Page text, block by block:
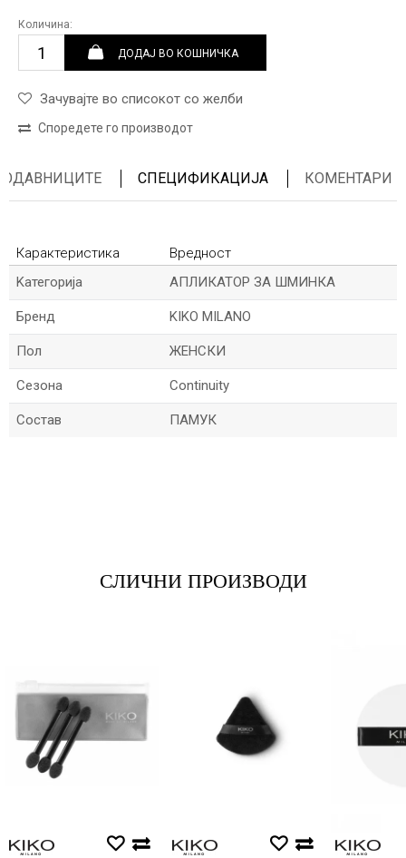
Количина:
ДОДАЈ ВО КОШНИЧКА
Зачувајте во списокот со желби
Споредете го производот
СПЕЦИФИКАЦИЈА КОМЕНТАРИ
Карактеристика
Вредност
Kатегорија
АПЛИКАТОР ЗА ШМИНКА
Бренд KIKO MILANO
Пол ЖЕНСКИ
Сезона Continuity
Состав ПАМУК
Анти спам заштита - пресметајте колку е 2 + 3 :
ИСПРАТИ
СЛИЧНИ ПРОИЗВОДИ